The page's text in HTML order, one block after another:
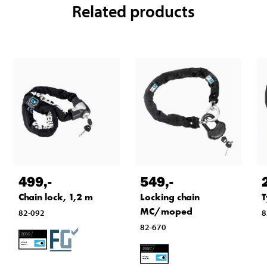
Related products
499,-
Chain lock, 1,2 m
82-092
549,-
Locking chain
MC/moped
82-670